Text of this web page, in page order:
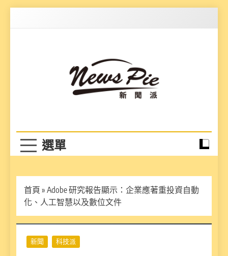
首頁 » Adobe 研究報告顯示：企業應著重投資自動
化、人工智慧以及數位文件
新聞 科技派